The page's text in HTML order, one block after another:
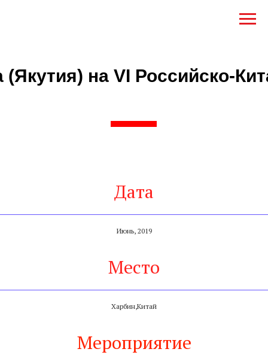
на VI Российско-
Дата
Июнь, 2019
Место
Харбин,Китай
Мероприятие